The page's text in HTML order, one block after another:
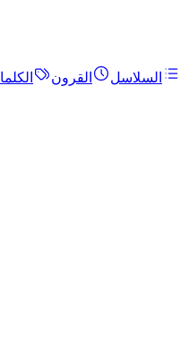
السلاسل القرون